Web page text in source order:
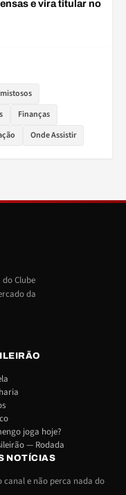
e vira titular no
Finanças
Onde Assistir
Clube
da
joga hoje?
— Rodada
NOTÍCIAS
canal e não perca nada do